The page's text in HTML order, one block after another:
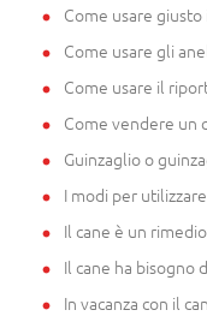
Come usare
Come usare gli
Come usare il
Come vendere un
Guinzaglio o
I modi per
Il cane è un
Il cane ha bisogno
In vacanza con il